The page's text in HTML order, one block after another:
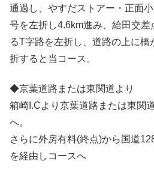
通過し、やすだストアー・正面
号を左折し4.6km進み、給田交
るT字路を左折し、道路の上に橋
折すると当コース。
◆京葉道路または東関道より
箱崎I.Cより京葉道路または東関
へ。
さらに外房有料(終点)から国道
を経由しコースへ